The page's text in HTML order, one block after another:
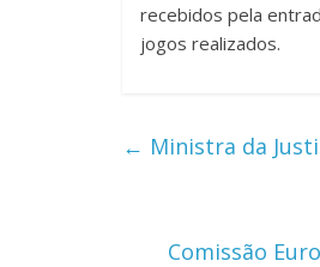
recebidos pela
jogos realizados.
← Ministra da
Comissão